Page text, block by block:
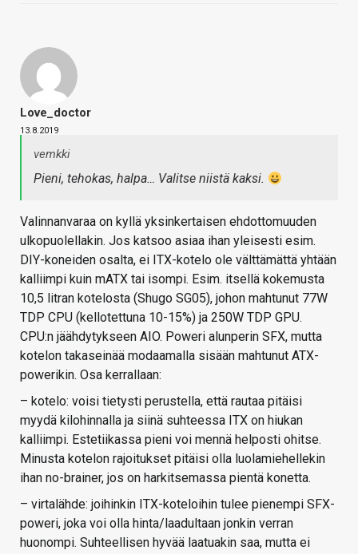
Love_doctor
13.8.2019
vemkki
Pieni, tehokas, halpa… Valitse niistä kaksi.
Valinnanvaraa on kyllä yksinkertaisen ehdottomuuden
ulkopuolellakin. Jos katsoo asiaa ihan yleisesti esim.
DIY-koneiden osalta, ei ITX-kotelo ole välttämättä yhtään
kalliimpi kuin mATX tai isompi. Esim. itsellä kokemusta
10,5 litran kotelosta (Shugo SG05), johon mahtunut 77W
TDP CPU (kellotettuna 10-15%) ja 250W TDP GPU.
CPU:n jäähdytykseen AIO. Poweri alunperin SFX, mutta
kotelon takaseinää modaamalla sisään mahtunut ATX-
powerikin. Osa kerrallaan:
– kotelo: voisi tietysti perustella, että rautaa pitäisi
myydä kilohinnalla ja siinä suhteessa ITX on hiukan
kalliimpi. Estetiikassa pieni voi mennä helposti ohitse.
Minusta kotelon rajoitukset pitäisi olla luolamiehellekin
ihan no-brainer, jos on harkitsemassa pientä konetta.
– virtalähde: joihinkin ITX-koteloihin tulee pienempi SFX-
poweri, joka voi olla hinta/laadultaan jonkin verran
huonompi. Suhteellisen hyvää laatuakin saa, mutta ei